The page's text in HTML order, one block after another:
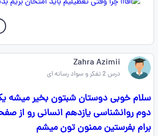
Zahra Azimii
درس 2 تفکر و سواد رسانه ای
سلام خوبی دوستان شبتون بخیر میشه
برام بفرستین ممنون تون میشم